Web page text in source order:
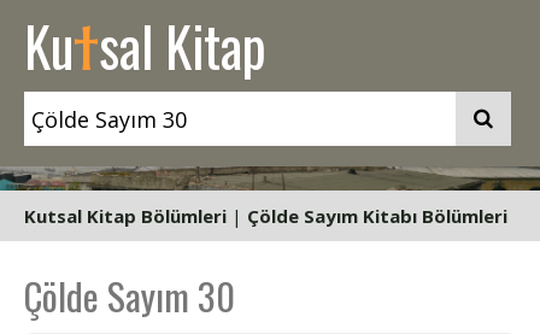
Kutsal Kitap
Kutsal Kitap Bölümleri | Çölde Sayım Kitabı Bölümleri
Çölde Sayım 30